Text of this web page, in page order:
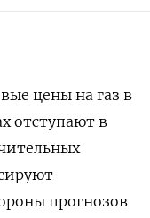
цены на газ в
отступают в
прогнозов